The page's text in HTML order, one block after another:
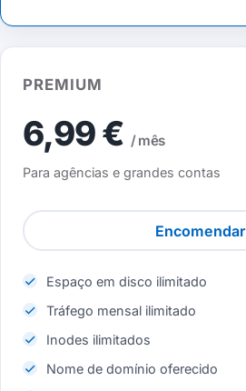
PREMIUM
6,99 € / mês
Para agências e grandes contas
Encomendar
Espaço em disco ilimitado
Tráfego mensal ilimitado
Inodes ilimitados
Nome de domínio oferecido